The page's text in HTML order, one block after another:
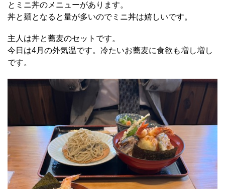
とミニ丼のメニューがあります。
丼と麺となると量が多いのでミニ丼は嬉しいです。
主人は丼と蕎麦のセットです。
今日は4月の外気温です。冷たいお蕎麦に食欲も増し増し
です。